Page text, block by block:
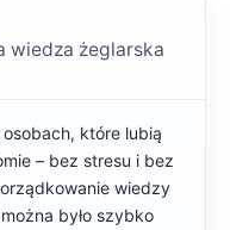
wiedza żeglarska
które lubią
– bez stresu i bez
wiedzy
było szybko